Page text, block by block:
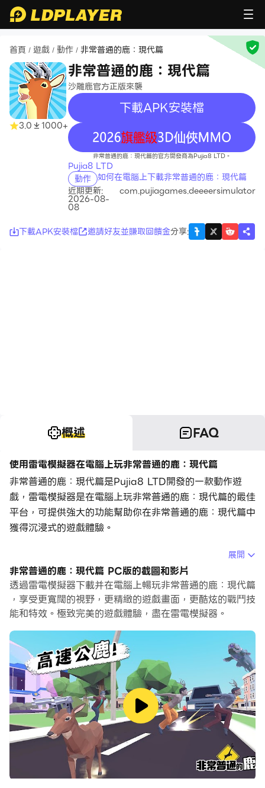
首頁 / 遊戲 / 動作 / 非常普通的鹿：現代篇
3.0 1000+
非常普通的鹿：現代篇
沙雕鹿官方正版來襲
下載APK安裝檔
recommend
非常普通的鹿：現代篇的官方開發商為Pujia8 LTD。
Pujia8 LTD
動作 如何在電腦上下載非常普通的鹿：現代篇
近期更新:
2026-08-
08
com.pujiagames.deeeersimulator
下載APK安裝檔 邀請好友並賺取回饋金分享:
概述 FAQ
使用雷電模擬器在電腦上玩非常普通的鹿：現代篇
非常普通的鹿：現代篇是Pujia8 LTD開發的一款動作遊
戲，雷電模擬器是在電腦上玩非常普通的鹿：現代篇的最佳
平台，可提供強大的功能幫助你在非常普通的鹿：現代篇中
獲得沉浸式的遊戲體驗。
當你在電腦上玩非常普通的鹿：現代篇的時候，你可以調整
幀頻設定，享受流暢的遊戲體驗和酷炫的遊戲畫面。
雷電模擬器還提供配置好的鍵盤映射，以最大限度地方便你
控制整個遊戲的操作。鍵盤映射功能的不斷最佳化還提高了
電模擬器還為你配置了特殊的按鈕，如射擊按鈕、隱藏滑鼠
按鈕、連續按鍵等。
如果你想用遊戲手把玩遊戲，自動啟用的遊戲手把檢測可以
幫助你在幾個簡單的點擊中自訂控制，自由移動你的英雄。
現在就開始在電腦上下載和玩非常普通的鹿：現代篇吧！
《非常普通的鹿》: 本作是由一隻「非常普通」的鹿為主
角，帶您闖進遊戲世界。
這只「非常普通」的鹿是能隨意伸縮脖子，又可以利用鹿角
展開
非常普通的鹿：現代篇 PC版的截圖和影片
透過雷電模擬器下載并在電腦上暢玩非常普通的鹿：現代篇
，享受更寬闊的視野，更精緻的遊戲畫面，更酷炫的戰鬥技
能和特效。極致完美的遊戲體驗，盡在雷電模擬器。